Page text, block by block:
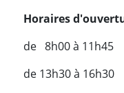
Horaires
de 8h00 à 11h45
de 13h30 à 16h30